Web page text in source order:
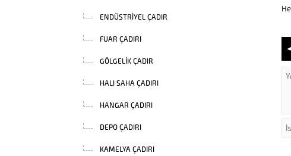
ENDÜSTRIYEL ÇADIR
FUAR ÇADIRI
GÖLGELIK ÇADIR
HALI SAHA ÇADIRI
HANGAR ÇADIRI
DEPO ÇADIRI
KAMELYA ÇADIRI